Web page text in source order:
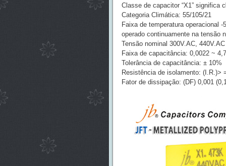
Classe de capacitor “X1” significa
Categoria Climática: 55/105/21
Faixa de temperatura operacional
operado continuamente na tensão
Tensão nominal 300V.AC, 440V.AC
Faixa de capacitância: 0,0022 ~
Tolerância de capacitância: ± 10%
Resistência de isolamento: (I.R.)>
Fator de dissipação: (DF) 0,001